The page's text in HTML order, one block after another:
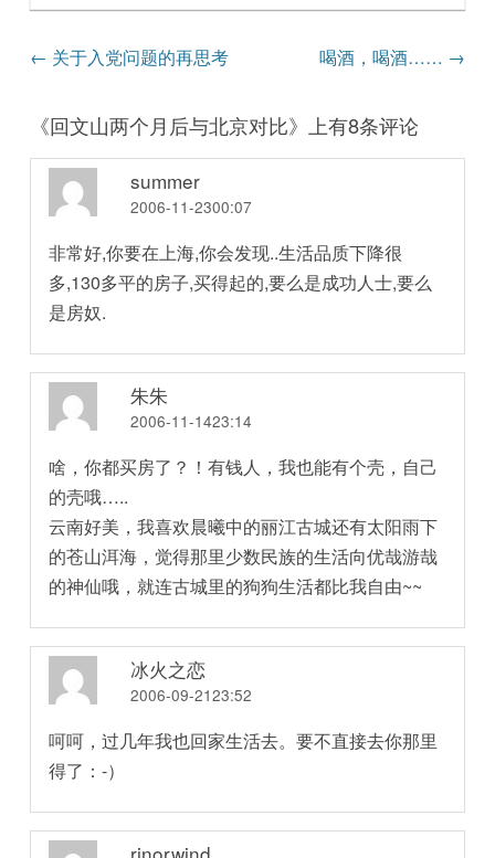
文章导航
← 关于入党问题的再思考 喝酒，喝酒…… →
《回文山两个月后与北京对比》上有8条评论
summer
2006-11-2300:07
非常好,你要在上海,你会发现..生活品质下降很
多,130多平的房子,买得起的,要么是成功人士,要么
是房奴.
朱朱
2006-11-1423:14
啥，你都买房了？！有钱人，我也能有个壳，自己
的壳哦…..
云南好美，我喜欢晨曦中的丽江古城还有太阳雨下
的苍山洱海，觉得那里少数民族的生活向优哉游哉
的神仙哦，就连古城里的狗狗生活都比我自由~~
冰火之恋
2006-09-2123:52
呵呵，过几年我也回家生活去。要不直接去你那里
得了：-）